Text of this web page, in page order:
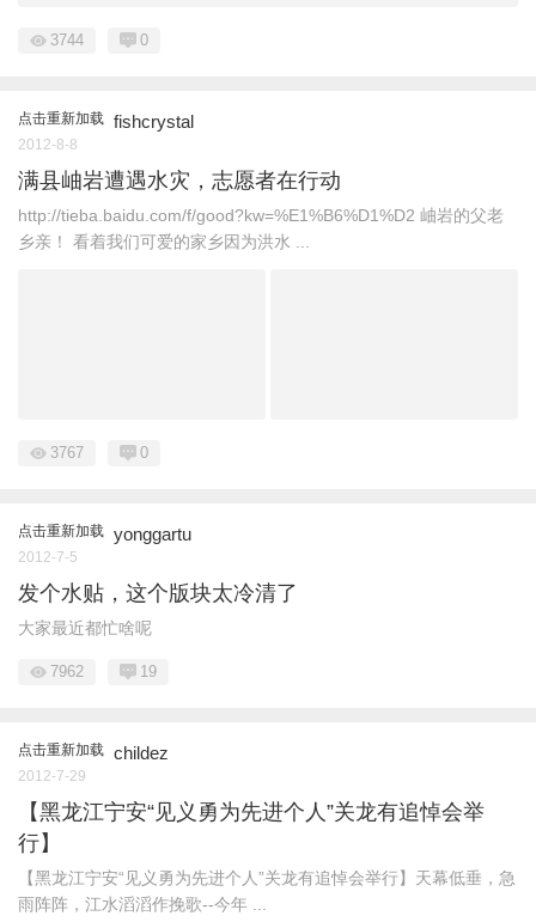
3744 0
点击重新加载 fishcrystal
2012-8-8
满县岫岩遭遇水灾，志愿者在行动
http://tieba.baidu.com/f/good?kw=%E1%B6%D1%D2 岫岩的父老
乡亲！ 看着我们可爱的家乡因为洪水 ...
3767 0
点击重新加载 yonggartu
2012-7-5
发个水贴，这个版块太冷清了
大家最近都忙啥呢
7962 19
点击重新加载 childez
2012-7-29
【黑龙江宁安“见义勇为先进个人”关龙有追悼会举
行】
【黑龙江宁安“见义勇为先进个人”关龙有追悼会举行】天幕低垂，急
雨阵阵，江水滔滔作挽歌--今年 ...